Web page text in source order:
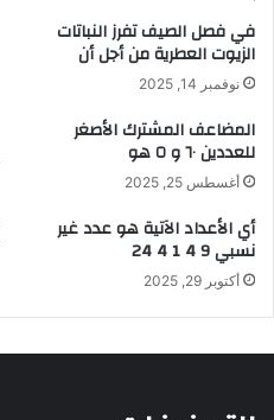
في فصل الصيف تفرز النباتات
الزيوت العطرية من أجل أن
نوفمبر 14, 2025
المضاعف المشترك الأصغر
للعددين ٦٠ و ٥ هو
أغسطس 25, 2025
أي الأعداد الآتية هو عدد غير
نسبي 9 4 1 4 24
أكتوبر 29, 2025